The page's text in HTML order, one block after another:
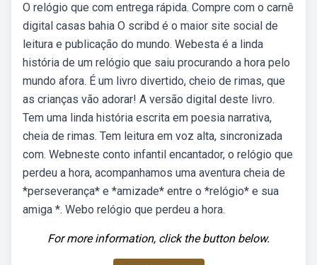
O relógio que com entrega rápida. Compre com o carnê
digital casas bahia O scribd é o maior site social de
leitura e publicação do mundo. Webesta é a linda
história de um relógio que saiu procurando a hora pelo
mundo afora. É um livro divertido, cheio de rimas, que
as crianças vão adorar! A versão digital deste livro.
Tem uma linda história escrita em poesia narrativa,
cheia de rimas. Tem leitura em voz alta, sincronizada
com. Webneste conto infantil encantador, o relógio que
perdeu a hora, acompanhamos uma aventura cheia de
*perseverança* e *amizade* entre o *relógio* e sua
amiga *. Webo relógio que perdeu a hora.
For more information, click the button below.